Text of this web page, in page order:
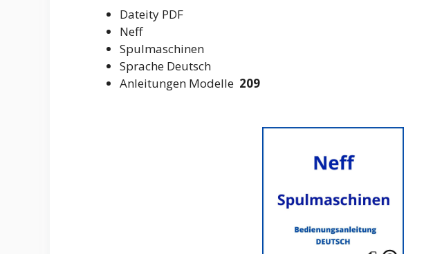
Dateity PDF
Neff
Spulmaschinen
Sprache Deutsch
Anleitungen Modelle 209